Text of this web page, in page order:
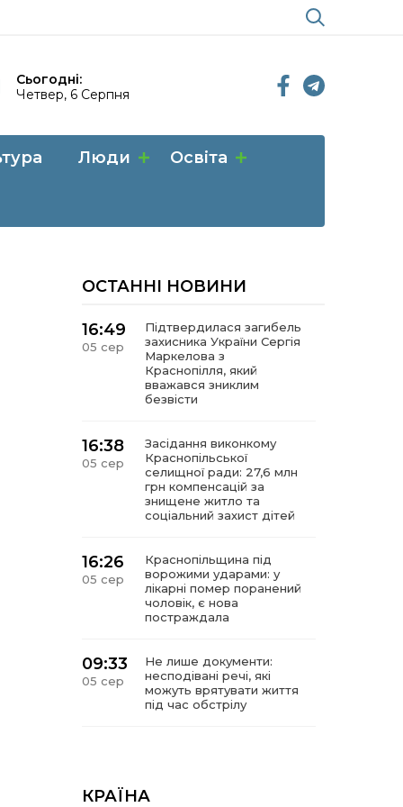
Сьогодні:
Четвер, 6 Серпня
Люди Освіта
ОСТАННІ НОВИНИ
16:49
05 сер
Підтвердилася загибель
захисника України Сергія
Маркелова з
Краснопілля, який
вважався зниклим
безвісти
16:38
05 сер
Засідання виконкому
Краснопільської
селищної ради: 27,6 млн
грн компенсацій за
знищене житло та
соціальний захист дітей
16:26
05 сер
Краснопільщина під
ворожими ударами: у
лікарні помер поранений
чоловік, є нова
постраждала
09:33
05 сер
Не лише документи:
несподівані речі, які
можуть врятувати життя
під час обстрілу
КРАЇНА